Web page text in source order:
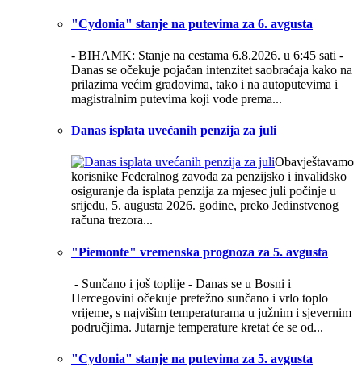
"Cydonia" stanje na putevima za 6. avgusta
- BIHAMK: Stanje na cestama 6.8.2026. u 6:45 sati -
Danas se očekuje pojačan intenzitet saobraćaja kako na
prilazima većim gradovima, tako i na autoputevima i
magistralnim putevima koji vode prema...
Danas isplata uvećanih penzija za juli
Obavještavamo
korisnike Federalnog zavoda za penzijsko i invalidsko
osiguranje da isplata penzija za mjesec juli počinje u
srijedu, 5. augusta 2026. godine, preko Jedinstvenog
računa trezora...
"Piemonte" vremenska prognoza za 5. avgusta
- Sunčano i još toplije - Danas se u Bosni i
Hercegovini očekuje pretežno sunčano i vrlo toplo
vrijeme, s najvišim temperaturama u južnim i sjevernim
područjima. Jutarnje temperature kretat će se od...
"Cydonia" stanje na putevima za 5. avgusta